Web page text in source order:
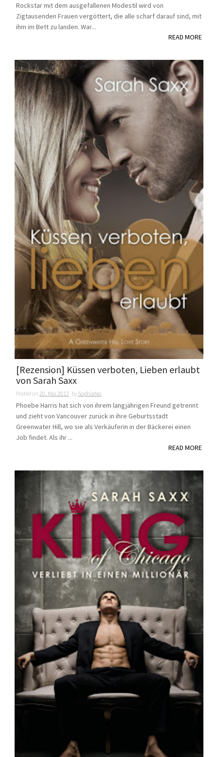
Rockstar mit dem ausgefallenen Modestil wird von
Zigtausenden Frauen vergöttert, die alle scharf darauf sind, mit
ihm im Bett zu landen. War...
READ MORE
[Rezension] Küssen verboten, Lieben erlaubt
von Sarah Saxx
Posted on 20. Mai 2017 by SophiaNo
Phoebe Harris hat sich von ihrem langjährigen Freund getrennt
und zieht von Vancouver zurück in ihre Geburtsstadt
Greenwater Hill, wo sie als Verkäuferin in der Bäckerei einen
Job findet. Als ihr ...
READ MORE